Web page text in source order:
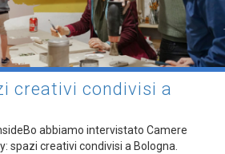
creativi condivisi a
abbiamo intervistato Camere
spazi creativi condivisi a Bologna.